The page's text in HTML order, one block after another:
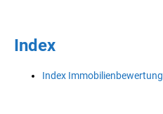
Index
Index Immobilienbewertung